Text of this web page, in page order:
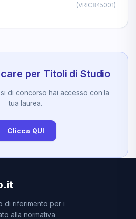
(VRIC845001)
per Titoli di Studio
di concorso hai accesso con la
tua laurea.
Clicca QUI
di riferimento per i
alla normativa